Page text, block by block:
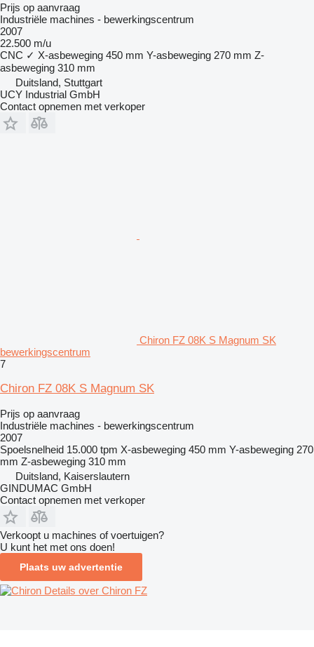
Prijs op aanvraag
Industriële machines - bewerkingscentrum
2007
22.500 m/u
CNC ✓ X-asbeweging 450 mm Y-asbeweging 270 mm Z-
asbeweging 310 mm
Duitsland, Stuttgart
UCY Industrial GmbH
Contact opnemen met verkoper
Chiron FZ 08K S Magnum SK
bewerkingscentrum
7
Chiron FZ 08K S Magnum SK
Prijs op aanvraag
Industriële machines - bewerkingscentrum
2007
Spoelsnelheid 15.000 tpm X-asbeweging 450 mm Y-asbeweging 270
mm Z-asbeweging 310 mm
Duitsland, Kaiserslautern
GINDUMAC GmbH
Contact opnemen met verkoper
Verkoopt u machines of voertuigen?
U kunt het met ons doen!
Plaats uw advertentie
Details over Chiron FZ